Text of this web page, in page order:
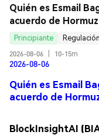
Quién es Esmail
acuerdo de Hormuz
Principiante
Regulación
2026-08-06
10-15m
2026-08-06
Quién es Esmail
acuerdo de
BlockInsightAI